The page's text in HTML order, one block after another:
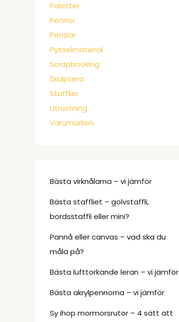
Paletter
Pennor
Penslar
Pysselmaterial
Scrapbooking
Skulptera
Stafflier
Utrustning
Varumärken
Bästa virknålarna – vi jämför
Bästa staffliet – golvstaffli,
bordsstaffli eller mini?
Pannå eller canvas – vad ska du
måla på?
Bästa lufttorkande leran – vi jämför
Bästa akrylpennorna – vi jämför
Sy ihop mormorsrutor – 4 sätt att